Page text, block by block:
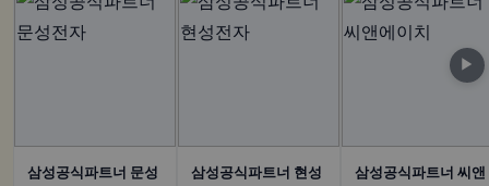
삼성공식파트너 문성
삼성공식파트너 현성
삼성공식파트너 씨앤
▶